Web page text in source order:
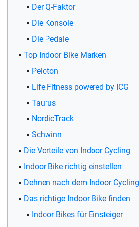
Der Q-Faktor
Die Konsole
Die Pedale
Top Indoor Bike Marken
Peloton
Life Fitness powered by ICG
Taurus
NordicTrack
Schwinn
Die Vorteile von Indoor Cycling
Indoor Bike richtig einstellen
Dehnen nach dem Indoor Cycling
Das richtige Indoor Bike finden
Indoor Bikes für Einsteiger